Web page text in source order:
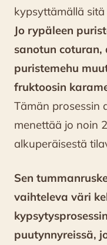
kypsyttämällä
Jo rypäleen
sanotun
puristemehu
fruktoosin
Tämän prosessin
menettää jo noin
alkuperäisestä
Sen
vaihteleva väri
puutynnyreissä,